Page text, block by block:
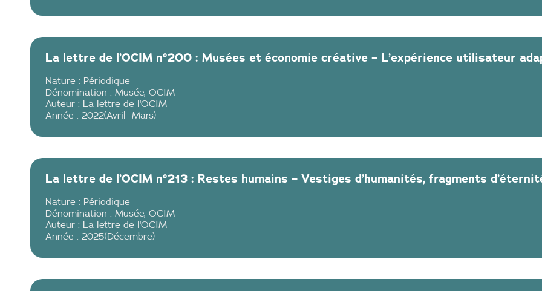
La lettre de l’OCIM n°200 : Musées et économie créative – L’expérience utilisateur
Nature : Périodique
Dénomination : Musée, OCIM
Auteur :
La lettre de l'OCIM
Année : 2022(Avril - Mars)
La lettre de l’OCIM n°213 : Restes humains – Vestiges d’humanités, fragments
Nature : Périodique
Dénomination : Musée, OCIM
Auteur :
La lettre de l'OCIM
Année : 2025(Décembre)